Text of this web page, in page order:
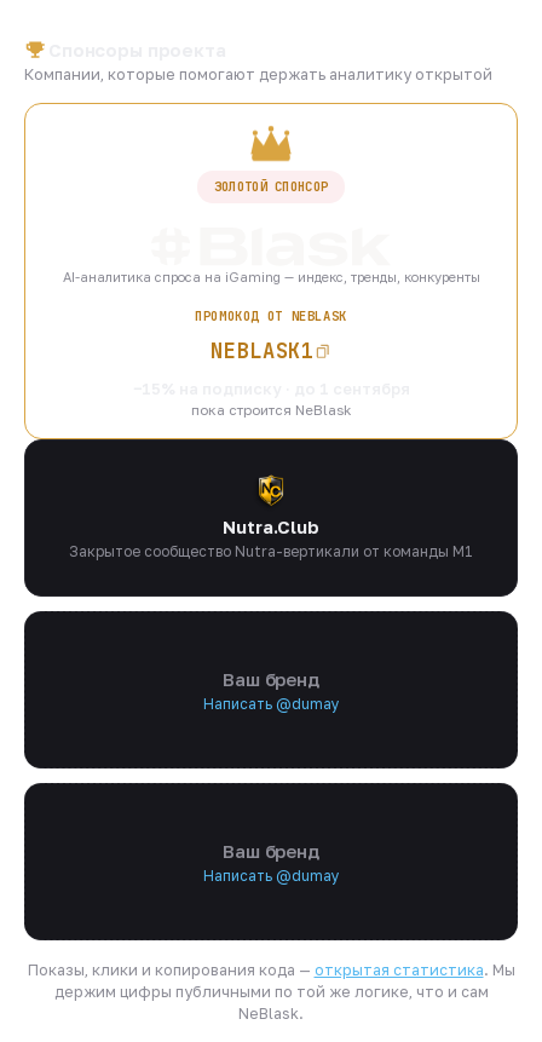
Компании, которые помогают держать аналитику открытой
ЗОЛОТОЙ СПОНСОР
AI-аналитика спроса на iGaming — индекс, тренды, конкуренты
ПРОМОКОД ОТ NEBLASK
NEBLASK1
пока строится NeBlask
Nutra.Club
Закрытое сообщество Nutra-вертикали от команды M1
Ваш бренд
Написать @dumay
Ваш бренд
Написать @dumay
Показы, клики и копирования кода — открытая статистика. Мы
держим цифры публичными по той же логике, что и сам
NeBlask.